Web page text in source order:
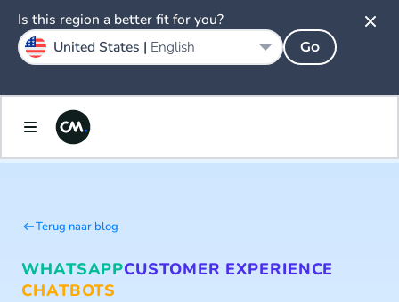
Terug naar blog
WHATSAPPCUSTOMER EXPERIENCE
CHATBOTS
Is this region a better fit for you?
United States | English Go